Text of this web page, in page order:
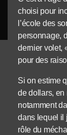
choisi pour
l’école des
personnage,
dernier volet,
pour des
Si on estime
de dollars, en
notamment
dans lequel il
rôle du